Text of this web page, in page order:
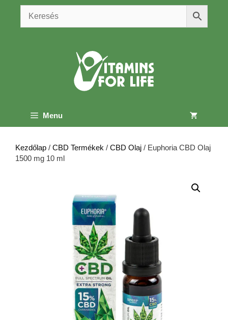
Kilépés
tartalomba
Menu
Kezdőlap / CBD Termékek / CBD Olaj / Euphoria CBD Olaj
1500 mg 10 ml